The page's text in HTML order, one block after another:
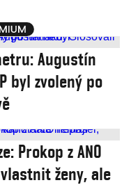
Augustín
byl zvolený po
Prokop z ANO
ženy, ale